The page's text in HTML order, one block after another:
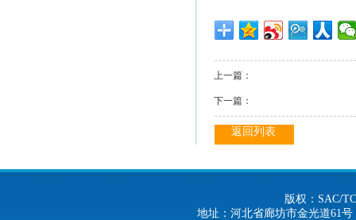
上一篇：
下一篇：
返回列表
版权：SAC/
地址：河北省廊坊市金光道61号